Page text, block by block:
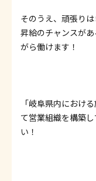
そのうえ、頑張り
昇給のチャンスが
がら働けます！
「岐阜県内におけ
て営業組織を構築
い！